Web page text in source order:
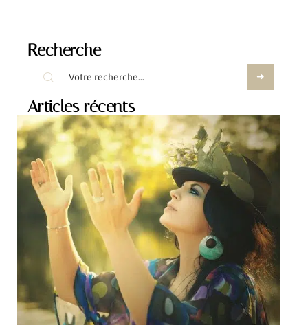
Recherche
Articles récents